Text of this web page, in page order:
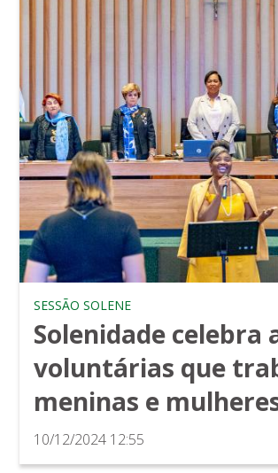
SESSÃO SOLENE
Solenidade
voluntárias que
meninas e
10/12/2024 12:55